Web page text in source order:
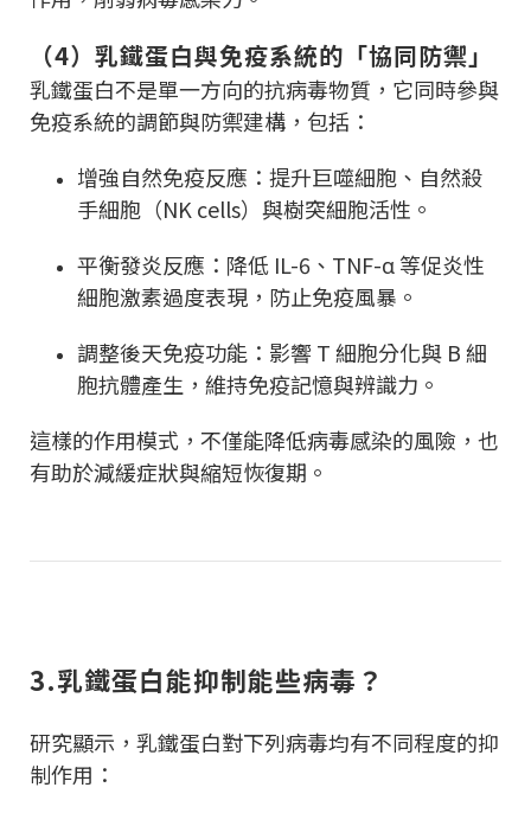
（4）乳鐵蛋白與免疫系統的「協同防禦」
乳鐵蛋白不是單一方向的抗病毒物質，它同時參與
免疫系統的調節與防禦建構，包括：
增強自然免疫反應：提升巨噬細胞、自然殺
手細胞（NK cells）與樹突細胞活性。
平衡發炎反應：降低 IL-6、TNF-α 等促炎性
細胞激素過度表現，防止免疫風暴。
調整後天免疫功能：影響 T 細胞分化與 B 細
胞抗體產生，維持免疫記憶與辨識力。
這樣的作用模式，不僅能降低病毒感染的風險，也
有助於減緩症狀與縮短恢復期。
3.乳鐵蛋白能抑制能些病毒？
研究顯示，乳鐵蛋白對下列病毒均有不同程度的抑
制作用：